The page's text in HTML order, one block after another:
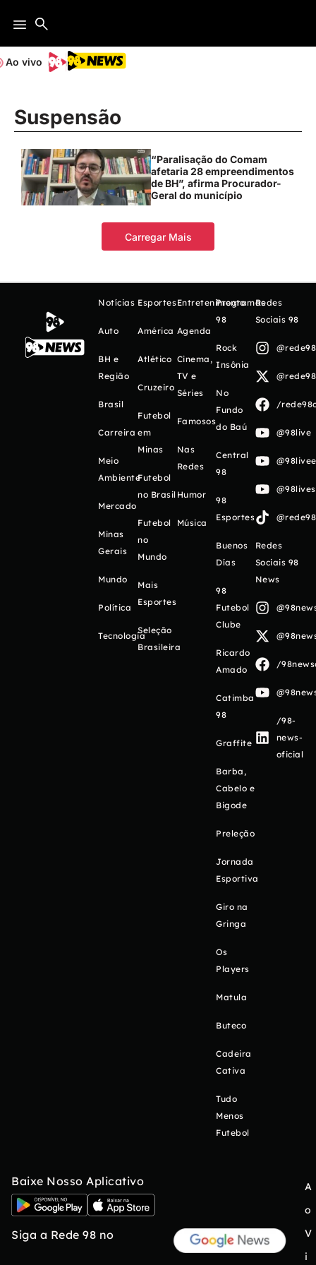
Ao vivo
Suspensão
“Paralisação do Comam
afetaria 28 empreendimentos
de BH”, afirma Procurador-
Geral do município
Carregar Mais
Notícias
Auto
BH e
Região
Brasil
Carreira
Meio
Ambiente
Mercado
Minas
Gerais
Mundo
Política
Tecnologia
Esportes
América
Atlético
Cruzeiro
Futebol
em
Minas
Futebol
no Brasil
Futebol
no
Mundo
Mais
Esportes
Seleção
Brasileira
Entretenimento
Agenda
Cinema,
TV e
Séries
Famosos
Nas
Redes
Humor
Música
Programas
98
Rock
Insônia
No
Fundo
do Baú
Central
98
98
Esportes
Buenos
Días
98
Futebol
Clube
Ricardo
Amado
Catimba
98
Graffite
Barba,
Cabelo e
Bigode
Preleção
Jornada
Esportiva
Giro na
Gringa
Os
Players
Matula
Buteco
Cadeira
Cativa
Tudo
Menos
Futebol
Redes
Sociais 98
/
@98live
Redes
Sociais 98
News
/
/98-
news-
oficial
Baixe Nosso Aplicativo
Siga a Rede 98 no
A
o
V
i